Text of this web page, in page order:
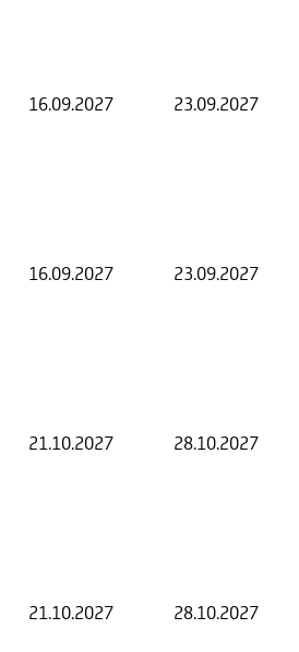
16.09.2027 23.09.2027
16.09.2027 23.09.2027
21.10.2027 28.10.2027
21.10.2027 28.10.2027